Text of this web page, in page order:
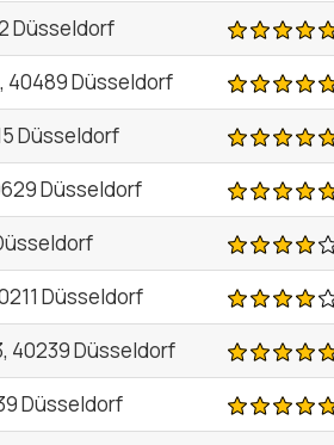
Düsseldorf
40489 Düsseldorf
Düsseldorf
Düsseldorf
Düsseldorf
40239 Düsseldorf
Düsseldorf